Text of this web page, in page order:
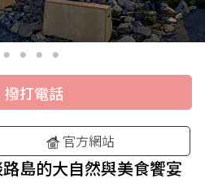
撥打電話
官方網站
島的大自然與美食饗宴